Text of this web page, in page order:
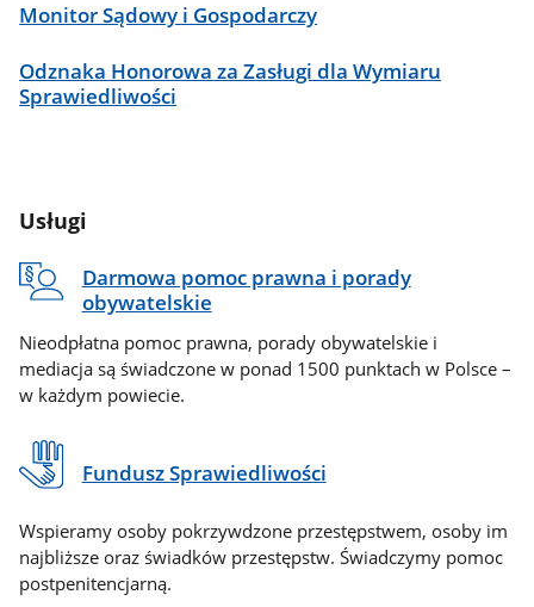
Monitor Sądowy i Gospodarczy
Odznaka Honorowa za Zasługi dla Wymiaru
Sprawiedliwości
Usługi
Darmowa pomoc prawna i porady
obywatelskie
Nieodpłatna pomoc prawna, porady obywatelskie i
mediacja są świadczone w ponad 1500 punktach w Polsce –
w każdym powiecie.
Fundusz Sprawiedliwości
Wspieramy osoby pokrzywdzone przestępstwem, osoby im
najbliższe oraz świadków przestępstw. Świadczymy pomoc
postpenitencjarną.